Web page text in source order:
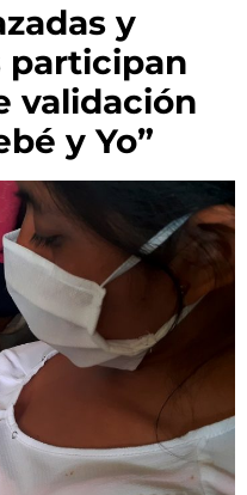
y
participan
validación
y Yo”